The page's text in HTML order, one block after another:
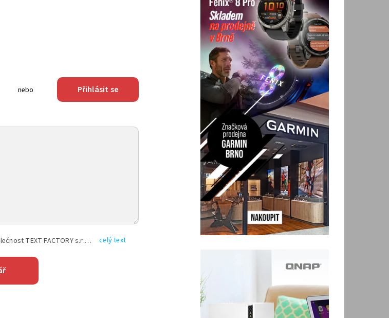
nebo Přihlásit se
Vyplněním shora uvedených údajů beru na vědomí, že společnost TEXT FACTORY s.r.o., sídlem Brno, Durďákova 336/29, Černá Pole, PSČ: 613 00, IČ: 06157831, zapsané u Krajského soudu v Brně, oddíl C, vložka 100399, bude zpracovávat mé osobní údaje uvedené v rámci mnou vyplněného registračního formuláře na základě oprávněných zájmů TEXT FACTORY s.r.o. dle čl. 6 odst. 1 písm. f) GDPR a pro splnění právních povinností (čl. 6 odst. 1 písm. c) GDPR), a to pro tyto účely: nezbytnost zajistit oprávnění návštěvníka webových stránek provozovaných společností TEXT FACTORY s.r.o. přispívat aktivně ke zveřejněným článkům nebo v rámci diskusních fór a výkon práv TEXT FACTORY s.r.o. jako administrátora těchto diskusních fór. Více informací o zpracování osobních údajů a právech lze nalézt v celý text